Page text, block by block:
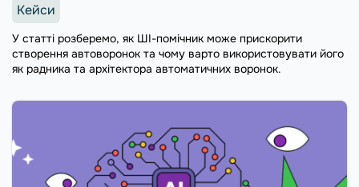
Кейси
У статті розберемо, як ШІ-помічник може прискорити
створення автоворонок та чому варто використовувати його
як радника та архітектора автоматичних воронок.